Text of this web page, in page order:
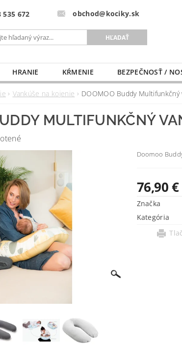
535 672 obchod@kociky.sk
HRANIE KŔMENIE BEZPEČNOSŤ /
MLIEKO A VÝŽIVA PRE MAMIČKU
Vankúše na kojenie DOOMOO Buddy
MULTIFUNKČNÝ
Doomoo
76,90 €
Značka
Kategória
Tlač